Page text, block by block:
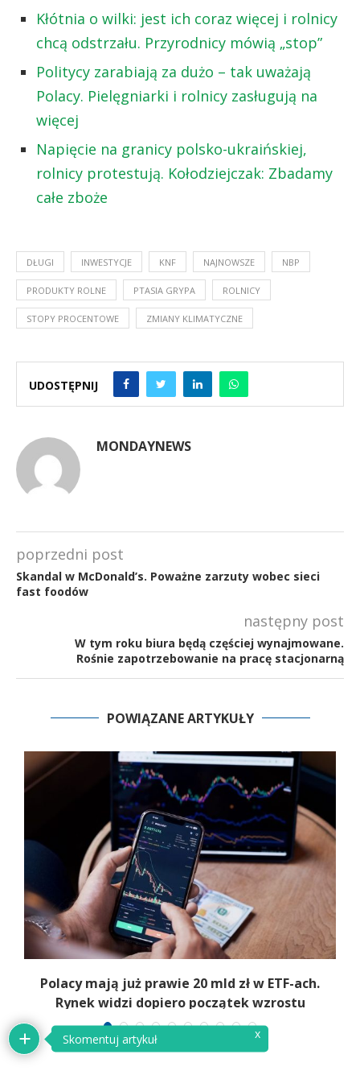
Kłótnia o wilki: jest ich coraz więcej i rolnicy
chcą odstrzału. Przyrodnicy mówią „stop”
Politycy zarabiają za dużo – tak uważają
Polacy. Pielęgniarki i rolnicy zasługują na
więcej
Napięcie na granicy polsko-ukraińskiej,
rolnicy protestują. Kołodziejczak: Zbadamy
całe zboże
DŁUGI INWESTYCJE KNF NAJNOWSZE NBP
PRODUKTY ROLNE PTASIA GRYPA ROLNICY
STOPY PROCENTOWE ZMIANY KLIMATYCZNE
UDOSTĘPNIJ
MONDAYNEWS
poprzedni post
Skandal w McDonald’s. Poważne zarzuty wobec sieci
fast foodów
następny post
W tym roku biura będą częściej wynajmowane.
Rośnie zapotrzebowanie na pracę stacjonarną
POWIĄZANE ARTYKUŁY
Polacy mają już prawie 20 mld zł w ETF-ach.
Rynek widzi dopiero początek wzrostu
Skomentuj artykuł x